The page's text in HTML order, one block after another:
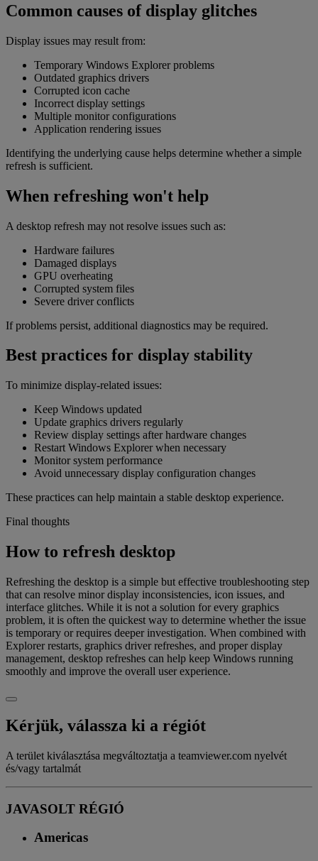
Common causes of display glitches
Display issues may result from:
Temporary Windows Explorer problems
Outdated graphics drivers
Corrupted icon cache
Incorrect display settings
Multiple monitor configurations
Application rendering issues
Identifying the underlying cause helps determine whether a simple
refresh is sufficient.
When refreshing won't help
A desktop refresh may not resolve issues such as:
Hardware failures
Damaged displays
GPU overheating
Corrupted system files
Severe driver conflicts
If problems persist, additional diagnostics may be required.
Best practices for display stability
To minimize display-related issues:
Keep Windows updated
Update graphics drivers regularly
Review display settings after hardware changes
Restart Windows Explorer when necessary
Monitor system performance
Avoid unnecessary display configuration changes
These practices can help maintain a stable desktop experience.
Final thoughts
How to refresh desktop
Refreshing the desktop is a simple but effective troubleshooting step
that can resolve minor display inconsistencies, icon issues, and
interface glitches. While it is not a solution for every graphics
problem, it is often the quickest way to determine whether the issue
is temporary or requires deeper investigation. When combined with
Explorer restarts, graphics driver refreshes, and proper display
management, desktop refreshes can help keep Windows running
smoothly and improve the overall user experience.
Kérjük, válassza ki a régiót
A terület kiválasztása megváltoztatja a teamviewer.com nyelvét
és/vagy tartalmát
JAVASOLT RÉGIÓ
Americas